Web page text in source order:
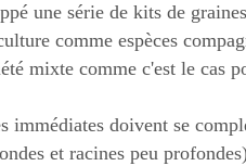
une série de kits de
comme espèces
mixte comme c'est le cas
immédiates doivent se
et racines peu